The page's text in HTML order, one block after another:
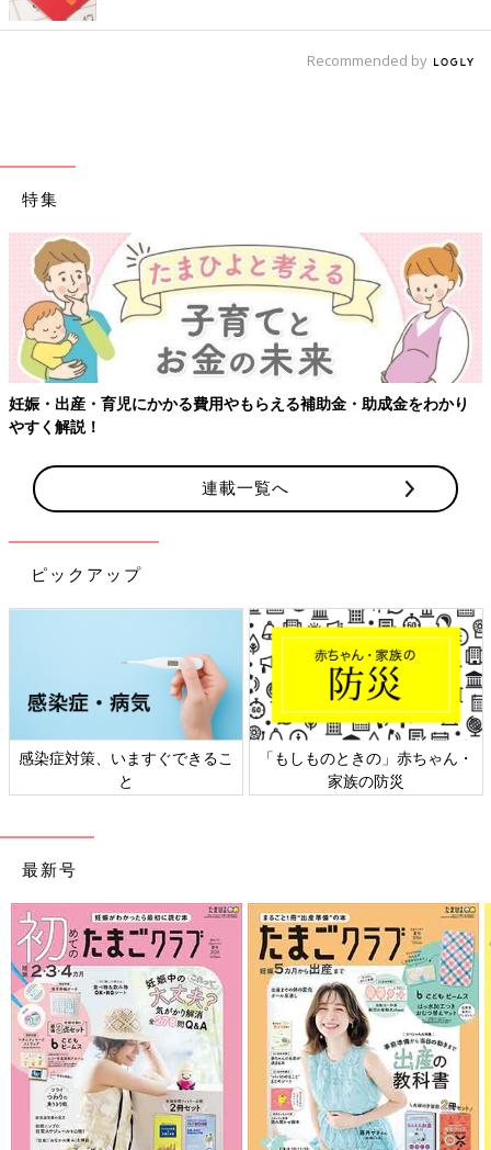
Recommended by
特集
【ワクチン接種できるものも】妊婦の感染症対策、知っておいて！
連載一覧へ
ピックアップ
日本外来小児科学会リーフレッ
ト検討会
六星占術 細木かおりさんの人生
相談
最新号